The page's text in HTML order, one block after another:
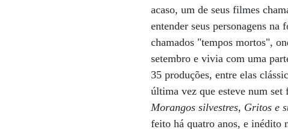
acaso, um de seus filmes
entender seus personagens
chamados "tempos mortos",
setembro e vivia com uma
35 produções, entre elas
última vez que esteve num
Morangos silvestres, Gritos e
feito há quatro anos, e inédito